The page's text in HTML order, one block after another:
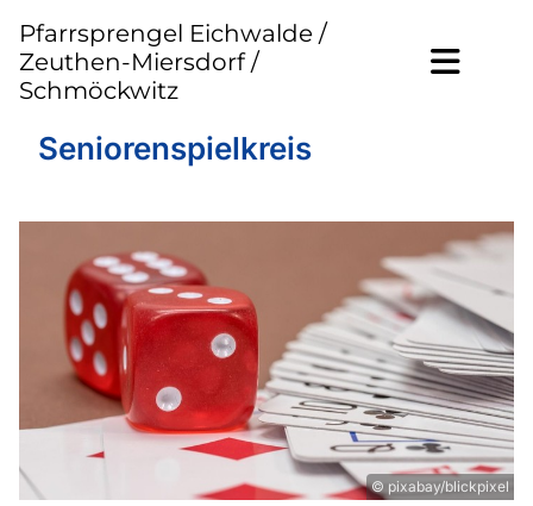
Pfarrsprengel Eichwalde /
Zeuthen-Miersdorf /
Schmöckwitz
Seniorenspielkreis
© pixabay/blickpixel